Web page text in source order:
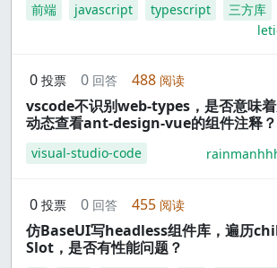
前端 javascript typescript
三方库
0 投票 0 回答 488 阅读
vscode不识别web-types，是否意味
动态查看ant-design-vue的组件注释？
visual-studio-code
0 投票 0 回答 455 阅读
仿BaseUI写headless组件库，遍历
Slot，是否有性能问题？